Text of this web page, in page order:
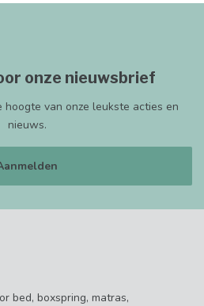
onze nieuwsbrief
hoogte van onze leukste acties en
nieuws.
bed, boxspring, matras,